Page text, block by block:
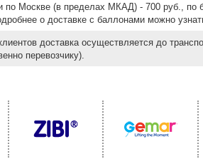
по Москве (в пределах МКАД) - 700 руб., по
о доставке с баллонами можно
доставка осуществляется до
перевозчику).